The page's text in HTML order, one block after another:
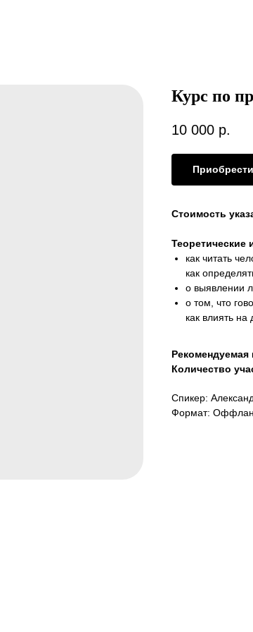
Курс по
10 000 р.
Стоимость
Теоретические
как читать
как
о выявлении
о том, что
как влиять на
Количество
Спикер:
Формат: Оффлан